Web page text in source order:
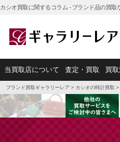
カシオ買取に関するコラム - ブランド品の買取
当買取店について 査定・買取 買
ブランド買取ギャラリーレア > カシオの時計買取 >